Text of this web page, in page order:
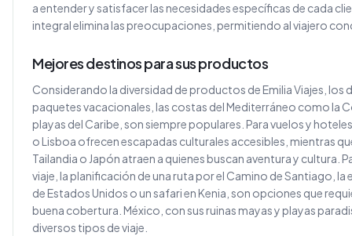
a entender y satisfacer las necesidades específicas de cada
integral elimina las preocupaciones, permitiendo al viajero
Mejores destinos para sus productos
Considerando la diversidad de productos de Emilia Viajes, los
paquetes vacacionales, las costas del Mediterráneo como la
playas del Caribe, son siempre populares. Para vuelos y
o Lisboa ofrecen escapadas culturales accesibles, mientras
Tailandia o Japón atraen a quienes buscan aventura y cultura.
viaje, la planificación de una ruta por el Camino de Santiago,
de Estados Unidos o un safari en Kenia, son opciones que
buena cobertura. México, con sus ruinas mayas y playas
diversos tipos de viaje.